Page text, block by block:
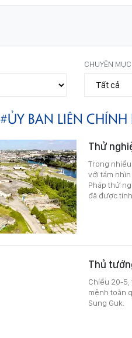
CHUYÊN MỤC
#ỦY BAN LIÊN CHÍNH
Thử
Trong
với tầm
Pháp thử
đã được
Thủ
Chiều 20-
mệnh toàn
Sung Guk.